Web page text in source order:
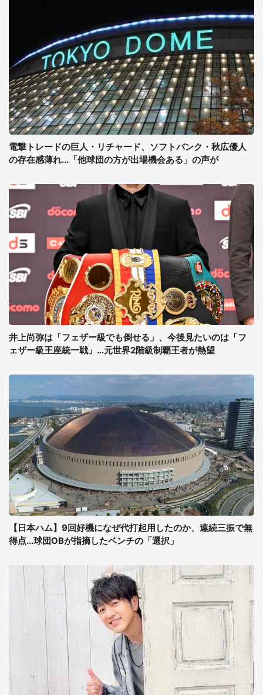
電撃トレードの巨人・リチャード、ソフトバンク・秋広優人
の存在感薄れ...「他球団の方が出場機会ある」の声が
井上尚弥は「フェザー級でも倒せる」、今後見たいのは「フ
ェザー級王座統一戦」...元世界2階級制覇王者が熱望
【日本ハム】9回好機になぜ代打起用したのか、連続三振で無
得点...球団OBが指摘したベンチの「選択」